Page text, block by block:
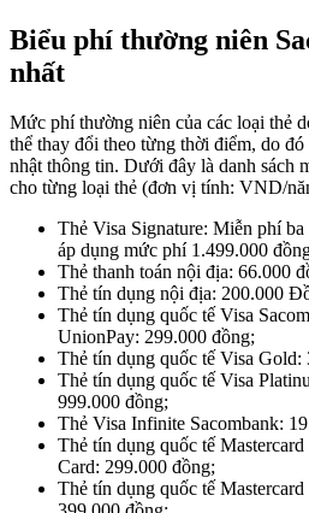
Biểu phí thường niên
nhất
Mức phí thường niên của các loại thẻ
thể thay đổi theo từng thời điểm, do
nhật thông tin. Dưới đây là danh sách
cho từng loại thẻ (đơn vị tính: VND/
Thẻ Visa Signature: Miễn phí
áp dụng mức phí 1.499.000
Thẻ thanh toán nội địa: 66.000
Thẻ tín dụng nội địa: 200.000
Thẻ tín dụng quốc tế Visa
UnionPay: 299.000 đồng;
Thẻ tín dụng quốc tế Visa Gold:
Thẻ tín dụng quốc tế Visa
999.000 đồng;
Thẻ Visa Infinite Sacombank:
Thẻ tín dụng quốc tế
Card: 299.000 đồng;
Thẻ tín dụng quốc tế